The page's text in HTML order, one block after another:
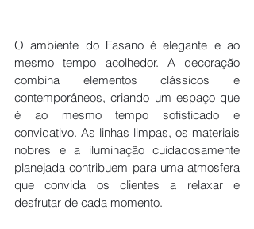
O ambiente do Fasano é elegante e ao
mesmo tempo acolhedor. A decoração
combina elementos clássicos e
contemporâneos, criando um espaço que
é ao mesmo tempo sofisticado e
convidativo. As linhas limpas, os materiais
nobres e a iluminação cuidadosamente
planejada contribuem para uma atmosfera
que convida os clientes a relaxar e
desfrutar de cada momento.